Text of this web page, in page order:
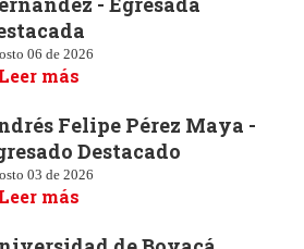
06 de 2026
Leer más
Felipe Pérez Maya -
Destacado
03 de 2026
Leer más